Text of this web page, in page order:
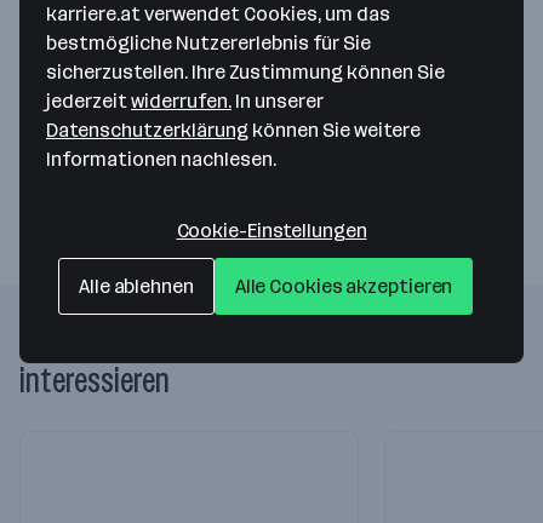
Wiener Familienbund
Sechshauser Straße 48/4/9
1150 Wien— Route berechnen
Webseite
interessieren
karriere.at verwendet Cookies, um das
bestmögliche Nutzererlebnis für Sie
sicherzustellen. Ihre Zustimmung können Sie
jederzeit widerrufen. In unserer
Datenschutzerklärung können Sie weitere
Informationen nachlesen.
Cookie-Einstellungen
Alle ablehnen Alle Cookies akzeptieren